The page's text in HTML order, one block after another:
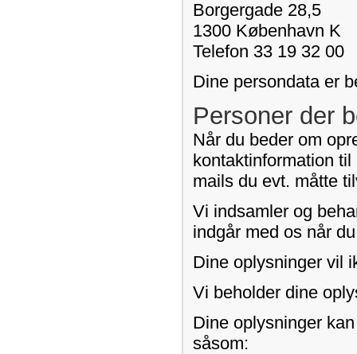
Borgergade 28,5
1300 København K
Telefon 33 19 32 00
Dine persondata er
Personer der
Når du beder om
kontaktinformation
mails du evt. måtte
Vi indsamler og
indgår med os når
Dine oplysninger vil
Vi beholder dine
Dine oplysninger
såsom: